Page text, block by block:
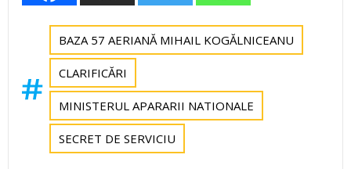
BAZA 57 AERIANĂ MIHAIL KOGĂLNICEANU
CLARIFICĂRI
MINISTERUL APARARII NATIONALE
SECRET DE SERVICIU